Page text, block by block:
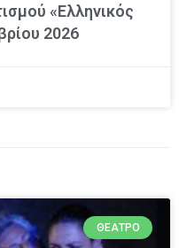
«Ελληνικός
2026
ΘΈΑΤΡΟ